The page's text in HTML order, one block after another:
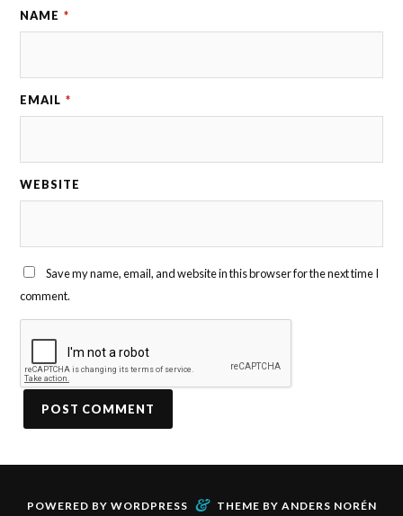
NAME *
EMAIL *
WEBSITE
Save my name, email, and website in this browser for the next time I
comment.
POWERED BY WORDPRESS & THEME BY ANDERS NORÉN